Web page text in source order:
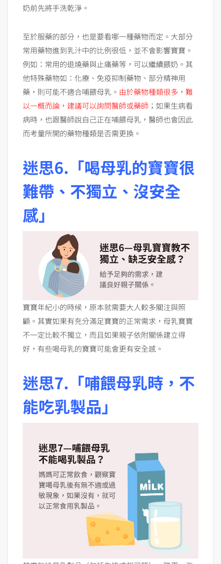
奶前先將手洗乾淨。
至於服藥的部分，也是要看哪一種藥物而定。大部分
常用藥物進到乳汁中的比例很低，並不會影響寶寶。
例如：常用的退燒藥與止痛藥等，可以繼續餵奶。其
他特殊藥物如：化療、免疫抑制藥物、部分精神用
藥，則可能不適合哺餵母乳。 由於藥物種類很多，難
以一概而論，建議可以詢問醫師或藥師 ；如果生病看
病時，也跟醫師說自己正在哺餵母乳，醫師也會因此
而考量所開的藥物種類是否需更換。
迷思6.「喝母乳的寶寶很
難帶、不獨立、沒安全
感」
寶寶年紀小的時候，原本就需要大人較多關注與照
顧。其實如果有充分滿足寶寶的正常需求，母乳寶寶
不一定比較不獨立，而且如果親子依附關係建立得
好，有些喝母乳的寶寶可能會更有安全感。
迷思7.「哺餵母乳時，不
能吃乳製品」